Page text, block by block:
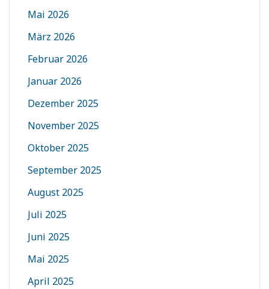
Mai 2026
März 2026
Februar 2026
Januar 2026
Dezember 2025
November 2025
Oktober 2025
September 2025
August 2025
Juli 2025
Juni 2025
Mai 2025
April 2025